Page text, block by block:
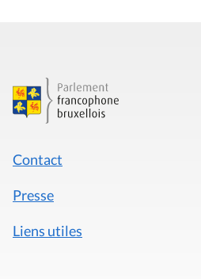
Contact
Presse
Liens utiles